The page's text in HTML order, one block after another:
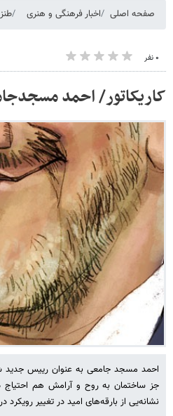
صفحه اصلی اخبار فرهنگی و هنری
۰ نفر
کاریکاتور/ احمد
احمد مسجد جامعی به عنوان رییس جدید
جز ساختمان به روح و آرامش هم احتیاج
نشانه‌یی از بارقه‌های امید در تغییر رویکرد